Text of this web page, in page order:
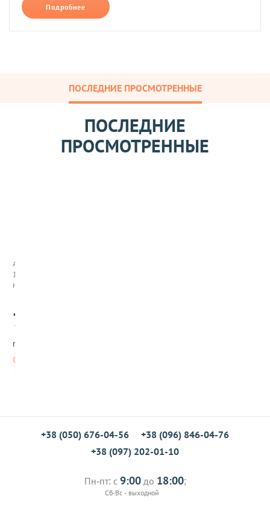
Подробнее
ПОСЛЕДНИЕ ПРОСМОТРЕННЫЕ
ПОСЛЕДНИЕ
ПРОСМОТРЕННЫЕ
в
к
о
е
м
с
л
Арт:
14038
Нет в наличии
750
грн/шт
+38 (050) 676-04-56
+38 (096) 846-04-76
+38 (097) 202-01-10
Пн-пт: с 9:00до 18:00;
Сб-Вс - выходной